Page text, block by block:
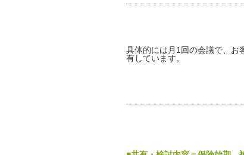
具体的には月1回の会議で、お
有しています。